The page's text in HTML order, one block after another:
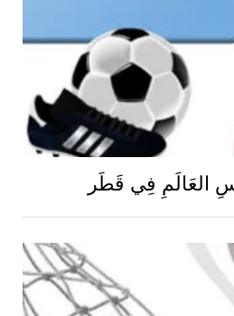
العَالَمِ فِي قَطَر